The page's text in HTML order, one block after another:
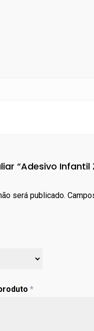
“Adesivo Infantil
será publicado.
*